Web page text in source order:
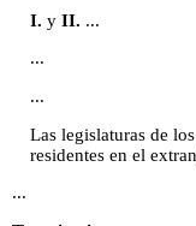
I. y II. ...
...
...
Las legislaturas de
residentes en el
...